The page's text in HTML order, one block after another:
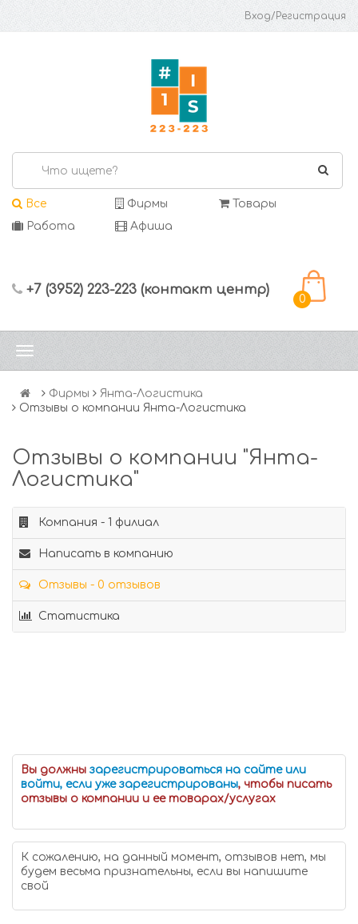
Вход/Регистрация
Все Фирмы
Товары
Работа
Афиша
+7 (3952) 223-223 (контакт центр)
0
Фирмы
Янта-Логистика
Отзывы о компании Янта-Логистика
Отзывы о компании "Янта-
Логистика"
Компания - 1 филиал
Написать в компанию
Отзывы - 0 отзывов
Статистика
Вы должны зарегистрироваться на сайте или
войти, если уже зарегистрированы, чтобы писать
отзывы о компании и ее товарах/услугах
К сожалению, на данный момент, отзывов нет, мы
будем весьма признательны, если вы напишите
свой